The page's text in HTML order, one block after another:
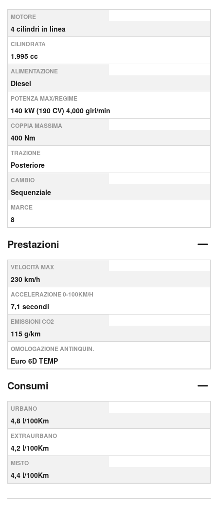
MOTORE
4 cilindri in linea
CILINDRATA
1.995 cc
ALIMENTAZIONE
Diesel
POTENZA MAX/REGIME
140 kW (190 CV) 4,000 giri/min
COPPIA MASSIMA
400 Nm
TRAZIONE
Posteriore
CAMBIO
Sequenziale
MARCE
8
Prestazioni
VELOCITÀ MAX
230 km/h
ACCELERAZIONE 0-100KM/H
7,1 secondi
EMISSIONI CO2
115 g/km
OMOLOGAZIONE ANTINQUIN.
Euro 6D TEMP
Consumi
URBANO
4,8 l/100Km
EXTRAURBANO
4,2 l/100Km
MISTO
4,4 l/100Km